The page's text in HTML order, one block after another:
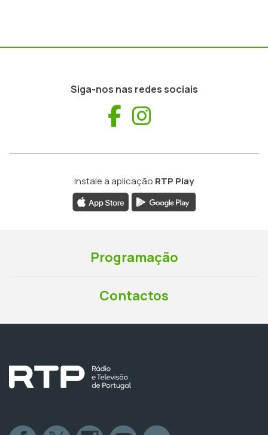
Siga-nos nas redes sociais
Facebook
Instale a aplicação RTP Play
Programação
Contactos